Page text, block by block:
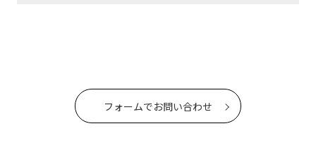
フォームでお問い合わせ